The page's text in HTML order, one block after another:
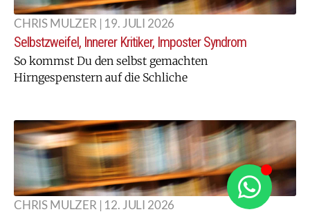
CHRIS MULZER | 19. JULI 2026
Selbstzweifel, Innerer Kritiker, Imposter Syndrom
So kommst Du den selbst gemachten
Hirngespenstern auf die Schliche
CHRIS MULZER | 12. JULI 2026